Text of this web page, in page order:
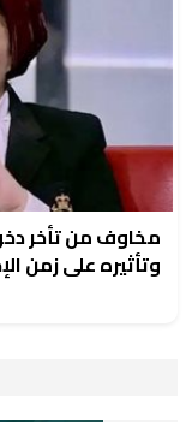
مخاوف من تأخر
وتأثيره على زمن